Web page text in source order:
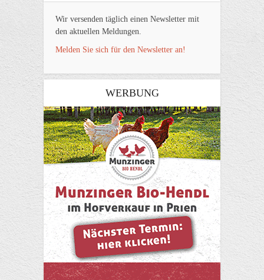
Wir versenden täglich einen Newsletter mit
den aktuellen Meldungen.
Melden Sie sich für den Newsletter an!
WERBUNG